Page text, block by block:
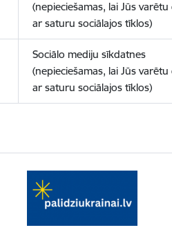
(nepieciešamas, lai Jūs varētu
ar saturu sociālajos tīklos)
Sociālo mediju sīkdatnes
(nepieciešamas, lai Jūs varētu
ar saturu sociālajos tīklos)